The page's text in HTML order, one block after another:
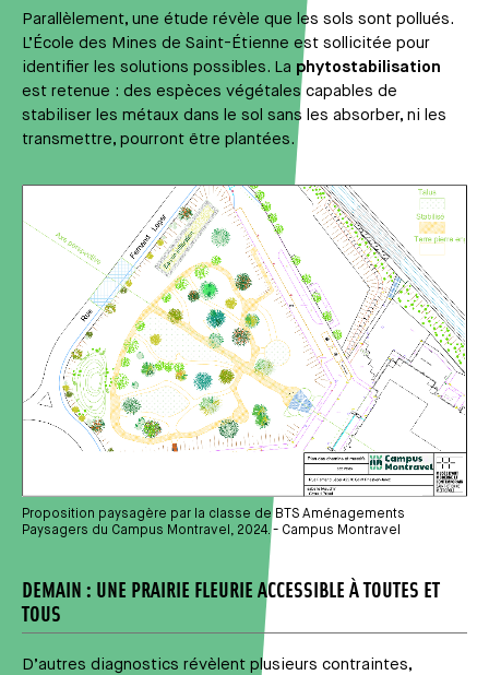
Parallèlement, une étude révèle que les sols sont pollués.
L’École des Mines de Saint-Étienne est sollicitée pour
identifier les solutions possibles. La phytostabilisation
est retenue : des espèces végétales capables de
stabiliser les métaux dans le sol sans les absorber, ni les
transmettre, pourront être plantées.
Proposition paysagère par la classe de BTS Aménagements
Paysagers du Campus Montravel, 2024. - Campus Montravel
DEMAIN : UNE PRAIRIE FLEURIE ACCESSIBLE À TOUTES ET
TOUS
D’autres diagnostics révèlent plusieurs contraintes,